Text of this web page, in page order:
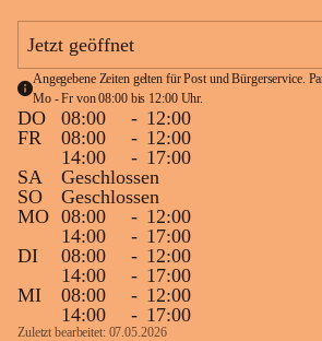
Jetzt geöffnet
Angegebene Zeiten gelten für Post und Bürgerservice.
Mo - Fr von 08:00 bis 12:00 Uhr.
DO 08:00 - 12:00
FR
08:00 - 12:00
14:00
- 17:00
SA
Geschlossen
SO
Geschlossen
MO 08:00 - 12:00
14:00
- 17:00
DI
08:00 - 12:00
14:00
- 17:00
MI
08:00 - 12:00
14:00
- 17:00
Zuletzt bearbeitet: 07.05.2026